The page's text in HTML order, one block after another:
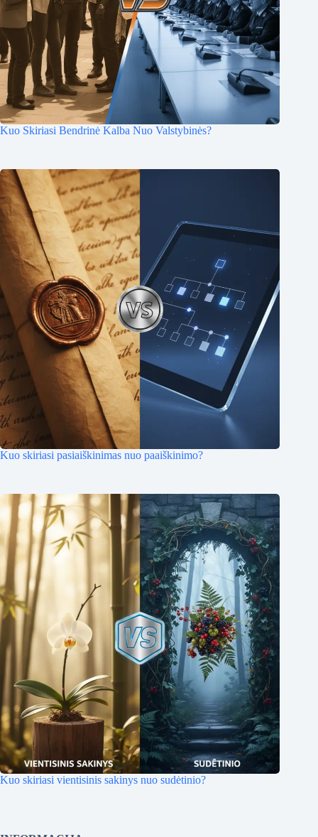
Kuo Skiriasi Bendrinė Kalba Nuo Valstybinės?
Kuo skiriasi pasiaiškinimas nuo paaiškinimo?
Kuo skiriasi vientisinis sakinys nuo sudėtinio?